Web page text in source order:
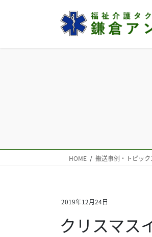
HOME 搬送事例・トピック
2019年12月24日
クリスマス